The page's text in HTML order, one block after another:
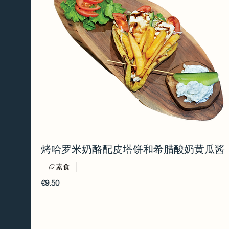
烤哈罗米奶酪配皮塔饼和希腊酸奶黄瓜酱
€9.50
素食